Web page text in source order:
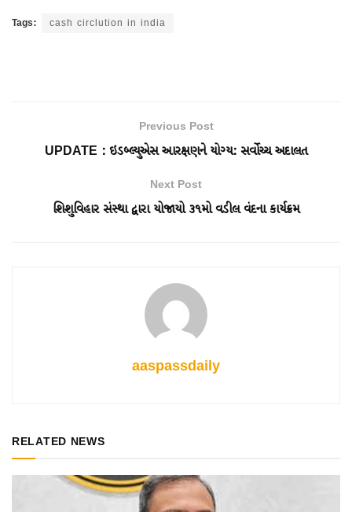
Tags: cash circlution in india
Previous Post
UPDATE : ઇડબ્લ્યુએસ આરક્ષણને યોગ્ય: સર્વોચ્ચ અદાલત
Next Post
શિશુવિહાર સંસ્થા દ્વારા યોજાયો ૩૧મો વડીલ વંદના કાર્યક્રમ
aaspassdaily
RELATED NEWS